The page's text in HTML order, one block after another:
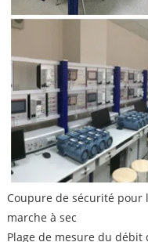
Coupure de sécurité
marche à sec
Plage de mesure du débit